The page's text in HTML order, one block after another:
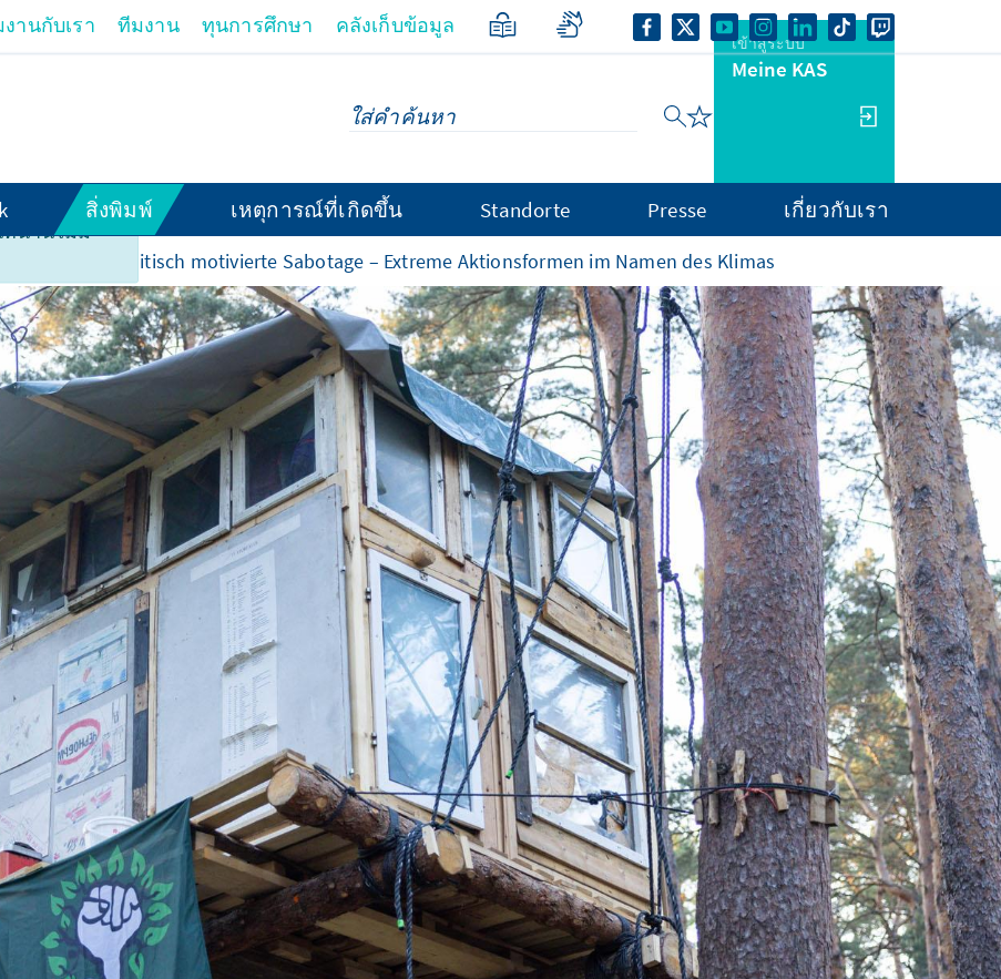
หน้านี้ไม่มี
านกับเรา ทีมงาน ทุนการศึกษา คลังเก็บข้อมูล
เข้าสู่ระบบ
Meine KAS
สิ่งพิมพ์ เหตุการณ์ที่เกิดขึ้น Standorte Presse เกี่ยวกับเรา
Klimapolitisch motivierte Sabotage – Extreme Aktionsformen im Namen des Klimas